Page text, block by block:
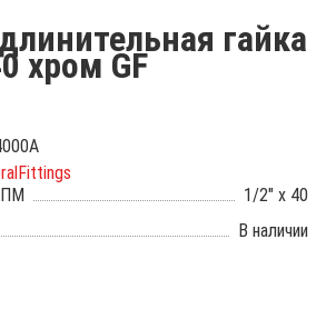
гайка
хром GF
ПМ
1/2" x 40
В наличии